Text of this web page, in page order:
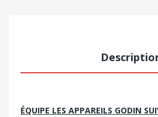
ÉQUIPE LES APPAREILS GODIN